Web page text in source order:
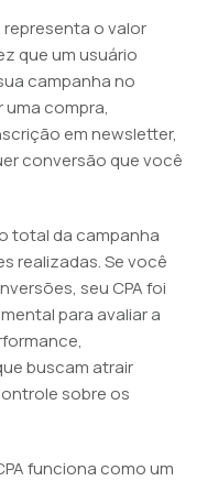
representa o valor
que um usuário
campanha no
uma compra,
em newsletter,
conversão que você
total da campanha
realizadas. Se você
seu CPA foi
para avaliar a
buscam atrair
sobre os
funciona como um